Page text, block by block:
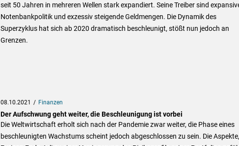
seit 50 Jahren in mehreren Wellen stark expandiert. Seine Treiber sind
Notenbankpolitik und exzessiv steigende Geldmengen. Die Dynamik des
Superzyklus hat sich ab 2020 dramatisch beschleunigt, stößt nun jedoch an
Grenzen.
08.10.2021 Finanzen
Der Aufschwung geht weiter, die Beschleunigung ist vorbei
Die Weltwirtschaft erholt sich nach der Pandemie zwar weiter, die Phase eines
beschleunigten Wachstums scheint jedoch abgeschlossen zu sein. Die